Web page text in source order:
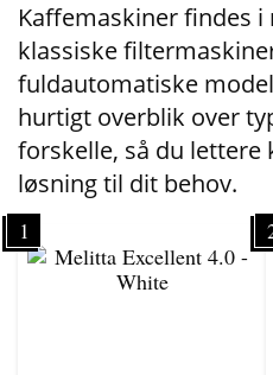
Kaffemaskiner findes
klassiske
fuldautomatiske
hurtigt overblik over
forskelle, så du
løsning til dit behov.
1